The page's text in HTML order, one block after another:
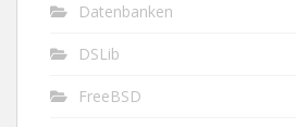
Datenbanken
DSLib
FreeBSD